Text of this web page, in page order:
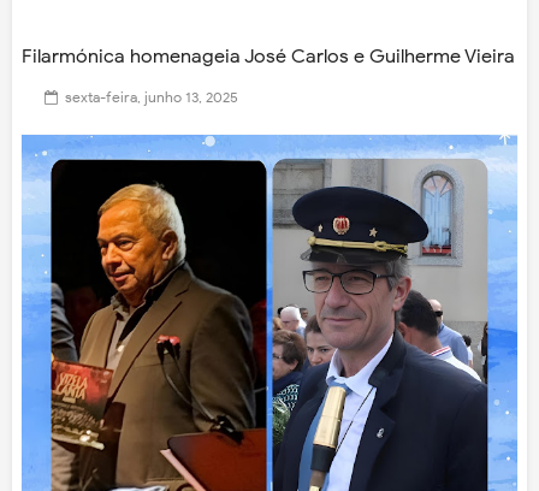
Filarmónica homenageia José Carlos e Guilherme Vieira
sexta-feira, junho 13, 2025